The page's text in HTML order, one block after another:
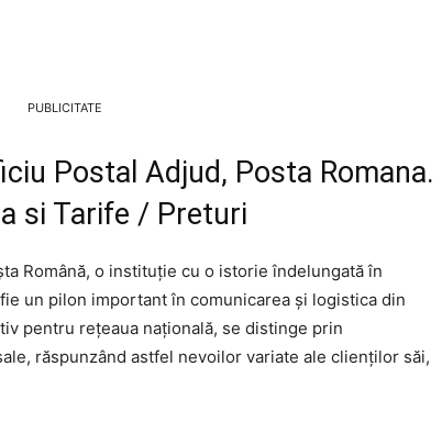
PUBLICITATE
Postal Adjud, Posta Romana.
si Tarife / Preturi
Română, o instituție cu o istorie îndelungată în
un pilon important în comunicarea și logistica din
pentru rețeaua națională, se distinge prin
răspunzând astfel nevoilor variate ale clienților săi,